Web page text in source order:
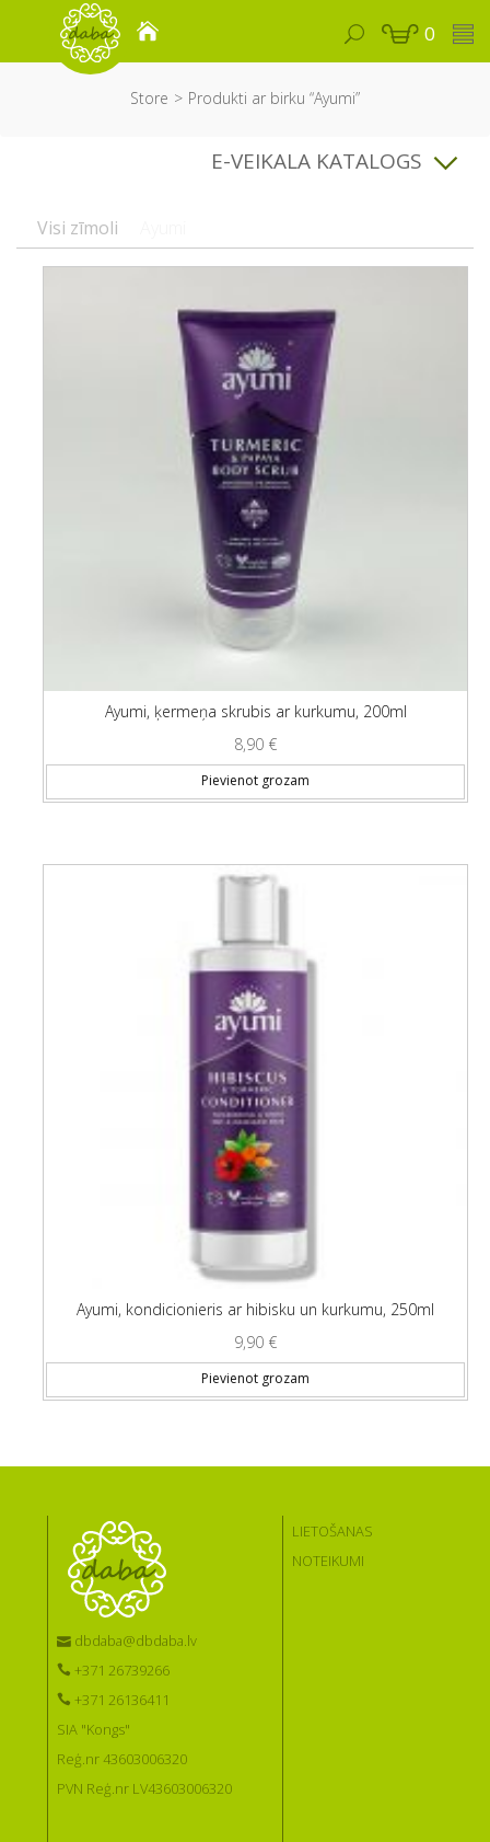
0
Store Produkti ar birku “Ayumi”
E-VEIKALA KATALOGS
Visi zīmoli
Ayumi, ķermeņa skrubis ar kurkumu, 200ml
8,90 €
Pievienot grozam
Ayumi, kondicionieris ar hibisku un kurkumu, 250ml
9,90 €
Pievienot grozam
dbdaba@dbdaba.lv
+371 26739266
+371 26136411
SIA "Kongs"
Reģ.nr 43603006320
PVN Reģ.nr LV43603006320
LIETOŠANAS
NOTEIKUMI